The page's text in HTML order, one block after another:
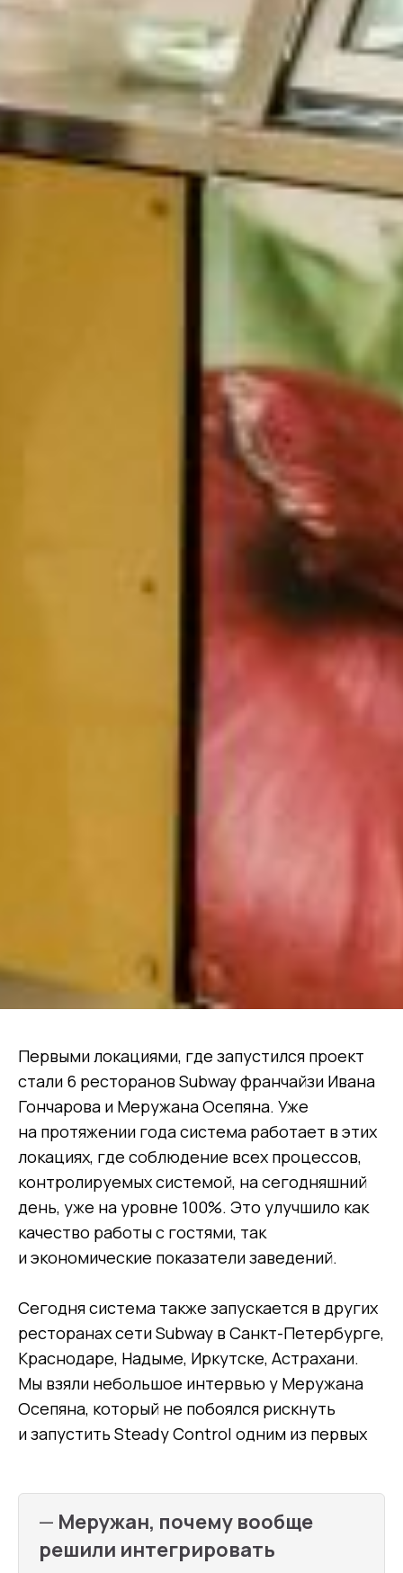
Первыми локациями, где запустился проект
стали 6 ресторанов Subway франчайзи Ивана
Гончарова и Меружана Осепяна. Уже
на протяжении года система работает в этих
локациях, где соблюдение всех процессов,
контролируемых системой, на сегодняшний
день, уже на уровне 100%. Это улучшило как
качество работы с гостями, так
и экономические показатели заведений.
Сегодня система также запускается в других
ресторанах сети Subway в Санкт-Петербурге,
Краснодаре, Надыме, Иркутске, Астрахани.
Мы взяли небольшое интервью у Меружана
Осепяна, который не побоялся рискнуть
и запустить Steady Control одним из первых
— Меружан, почему вообще
решили интегрировать